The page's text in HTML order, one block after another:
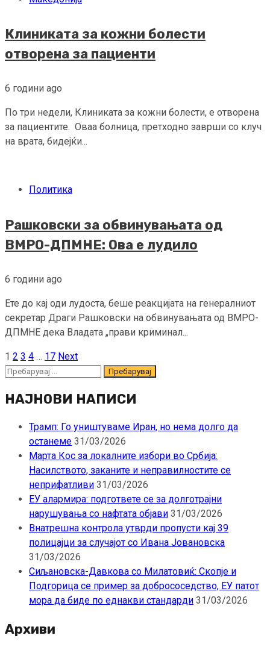
Клиниката за кожни болести
отворена за пациенти
6 години ago
По три недели, Клиниката за кожни болести, е отворена
за пациентите. Оваа болница, претходно заврши со клуч
на врата, бидејќи...
Политика
Рашковски за обвинувањата од
ВМРО-ДПМНЕ: Ова е лудило
6 години ago
Ете до кај оди лудоста, беше реакцијата на генералниот
секретар Драги Рашковски на обвинувањата од ВМРО-
ДПМНЕ дека Владата „прави криминал...
Posts
pagination
1 2 3 4 … 17 Next
Пребарувај
НАЈНОВИ НАПИСИ
Трамп: Го уништуваме Иран, но нема долго да
останеме 31/03/2026
Марта Кос за локалните избори во Србија:
Насилството, заканите и неправилностите се
неприфатливи 31/03/2026
ЕУ алармира: подгответе се за долготрајни
нарушувања со нафтата објави 31/03/2026
Внатрешна контрола утврди пропусти кај 39
полицајци за случајот со Ивана Јовановска
31/03/2026
Сиљановска-Давкова со Милатовиќ: Скопје и
Подгорица се пример за добрососедство, ЕУ патот
мора да биде по еднакви стандарди 31/03/2026
Архиви